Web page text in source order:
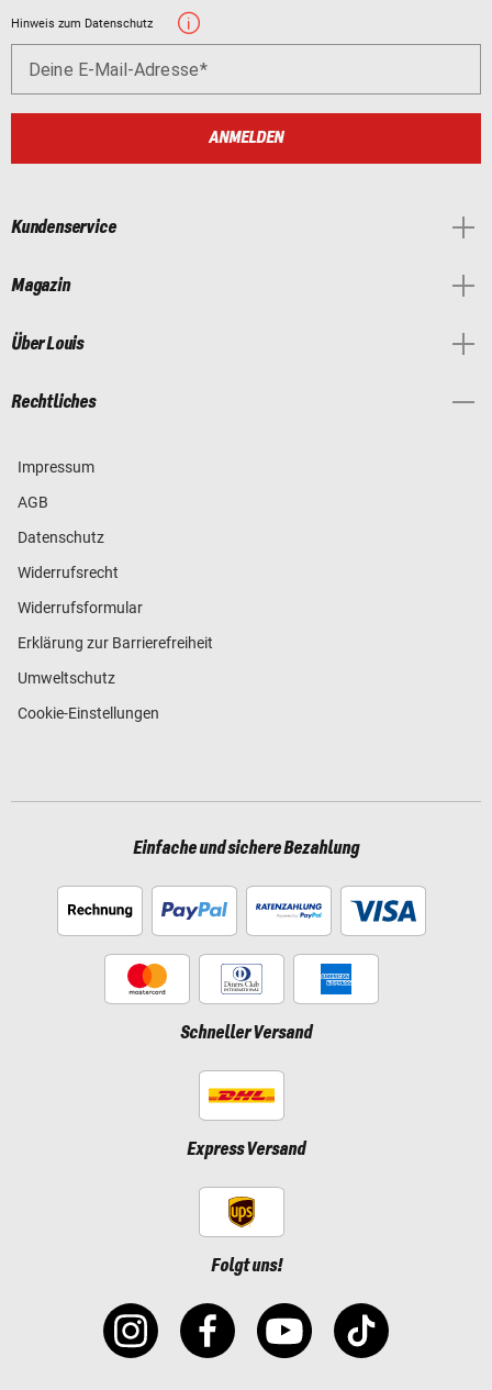
Hinweis zum Datenschutz
Deine E-Mail-Adresse
ANMELDEN
Kundenservice
Magazin
Über Louis
Rechtliches
Impressum
AGB
Datenschutz
Widerrufsrecht
Widerrufsformular
Erklärung zur Barrierefreiheit
Umweltschutz
Cookie-Einstellungen
Einfache und sichere Bezahlung
Schneller Versand
Express Versand
Folgt uns!